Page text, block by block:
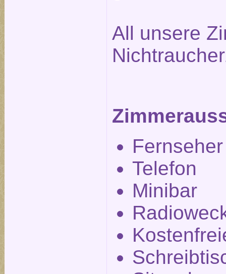
All unsere
Fernseher
Telefon
Minibar